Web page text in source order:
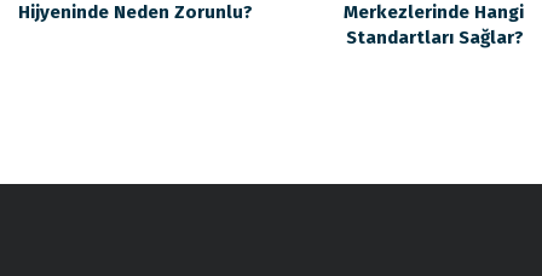
Hijyeninde Neden Zorunlu?
Merkezlerinde Hangi
Standartları Sağlar?